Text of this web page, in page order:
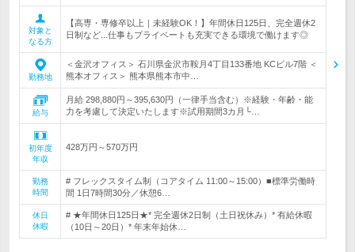
対象と
なる方
【高専・専修卒以上｜未経験OK！】年間休日125日、完全週休2
日制など...仕事もプライベートも充実できる環境で働けます◎
勤務地
＜金沢オフィス＞ 石川県金沢市鞍月4丁目133番地 KCビル7階 ＜
熊本オフィス＞ 熊本県熊本市中…
給与
月給 298,880円～395,630円（一律手当含む）※経験・年齢・能
力を考慮して決定いたします※試用期間3カ月└…
初年度
年収
428万円～570万円
勤務
時間
# フレックスタイム制（コアタイム 11:00～15:00）■標準労働時
間 1日7時間30分／休憩6…
休日
休暇
# ★年間休日125日★* 完全週休2日制（土日祝休み）* 有給休暇
（10日～20日）* 年末年始休…